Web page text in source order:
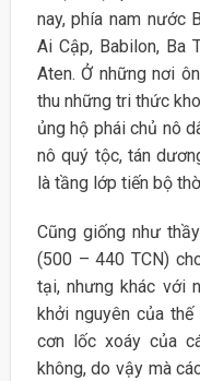
nay, phía nam nước
Ai Cập, Babilon,
Aten. Ở những nơi
thu những tri thức
ủng hộ phái chủ nô
nô quý tộc, tán
là tầng lớp tiến bộ
Cũng giống như
(500 – 440 TCN)
tại, nhưng khác với
khởi nguyên của
cơn lốc xoáy của
không, do vậy mà